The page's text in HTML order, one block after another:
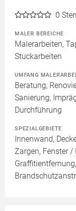
0
MALER BEREICHE
Malerarbeiten,
Stuckarbeiten
UMFANG
Beratung,
Sanierung,
Durchführung
SPEZIALGEBIETE
Innenwand,
Zargen, Fenster